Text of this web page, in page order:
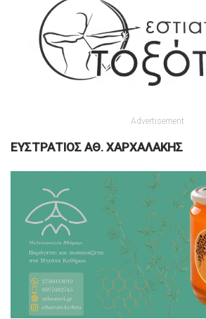
Advertisement
ΕΥΣΤΡΑΤΙΟΣ ΑΘ. ΧΑΡΧΑΛΑΚΗΣ